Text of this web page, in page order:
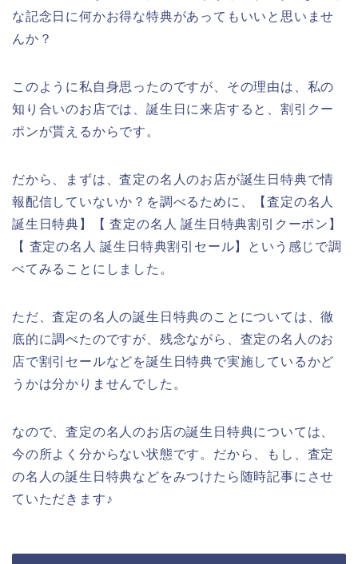
な記念日に何かお得な特典があってもいいと思いませ
んか？
このように私自身思ったのですが、その理由は、私の
知り合いのお店では、誕生日に来店すると、割引クー
ポンが貰えるからです。
だから、まずは、査定の名人のお店が誕生日特典で情
報配信していないか？を調べるために、【査定の名人
誕生日特典】【 査定の名人 誕生日特典割引クーポン】
【 査定の名人 誕生日特典割引セール】という感じで調
べてみることにしました。
ただ、査定の名人の誕生日特典のことについては、徹
底的に調べたのですが、残念ながら、査定の名人のお
店で割引セールなどを誕生日特典で実施しているかど
うかは分かりませんでした。
なので、査定の名人のお店の誕生日特典については、
今の所よく分からない状態です。だから、もし、査定
の名人の誕生日特典などをみつけたら随時記事にさせ
ていただきます♪